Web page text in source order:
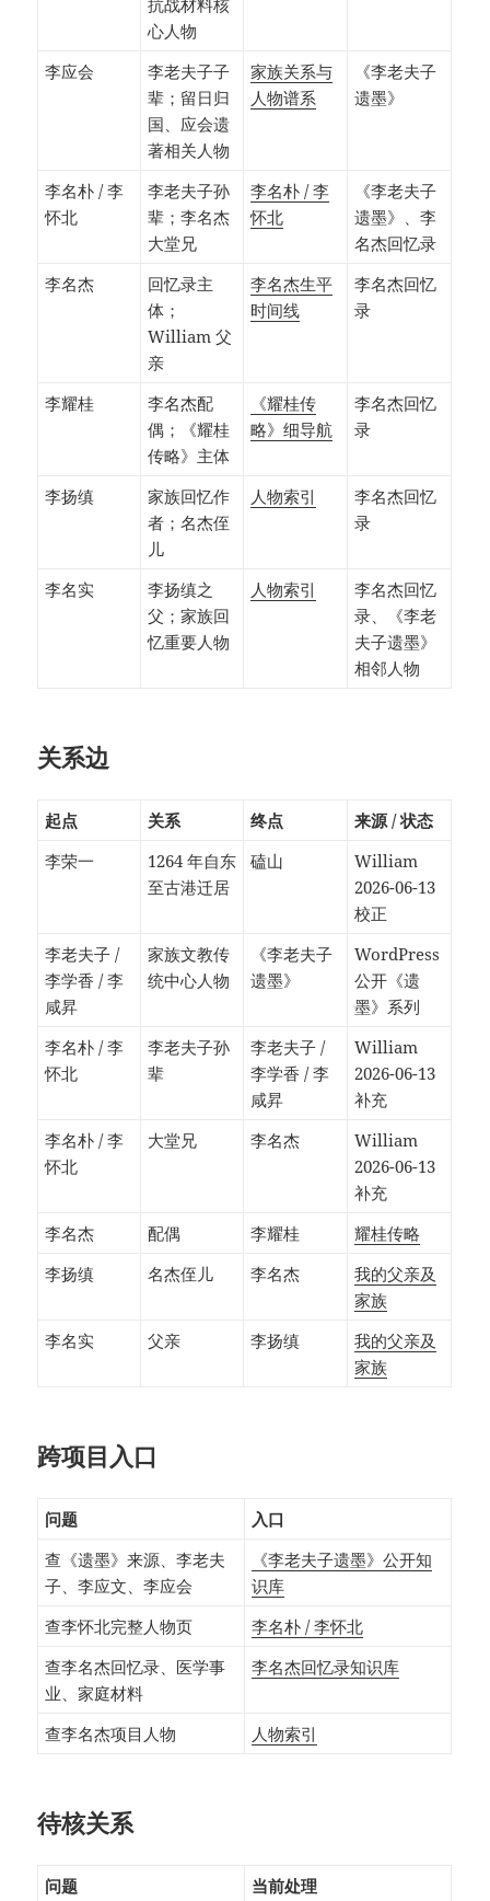
抗战材料核
心人物
李应会
李老夫子子
辈；留日归
国、应会遗
著相关人物
家族关系与
人物谱系
《李老夫子
遗墨》
李名朴 / 李
怀北
李老夫子孙
辈；李名杰
大堂兄
李名朴 / 李
怀北
《李老夫子
遗墨》、李
名杰回忆录
李名杰
回忆录主
体；
William 父
亲
李名杰生平
时间线
李名杰回忆
录
李耀桂
李名杰配
偶；《耀桂
传略》主体
《耀桂传
略》细导航
李名杰回忆
录
李扬缜
家族回忆作
者；名杰侄
儿
人物索引
李名杰回忆
录
李名实
李扬缜之
父；家族回
忆重要人物
人物索引
李名杰回忆
录、《李老
夫子遗墨》
相邻人物
关系边
起点 关系 终点
来源 / 状态
李荣一
1264 年自东
至古港迁居
磕山
William
2026-06-13
校正
李老夫子 /
李学香 / 李
咸昇
家族文教传
统中心人物
《李老夫子
遗墨》
WordPress
公开《遗
墨》系列
李名朴 / 李
怀北
李老夫子孙
辈
李老夫子 /
李学香 / 李
咸昇
William
2026-06-13
补充
李名朴 / 李
怀北
大堂兄 李名杰
William
2026-06-13
补充
李名杰
配偶 李耀桂
耀桂传略
李扬缜
名杰侄儿 李名杰
我的父亲及
家族
李名实
父亲 李扬缜
我的父亲及
家族
跨项目入口
问题
入口
查《遗墨》来源、李老夫
子、李应文、李应会
《李老夫子遗墨》公开知
识库
查李怀北完整人物页
李名朴 / 李怀北
查李名杰回忆录、医学事
业、家庭材料
李名杰回忆录知识库
查李名杰项目人物 人物索引
待核关系
问题 当前处理